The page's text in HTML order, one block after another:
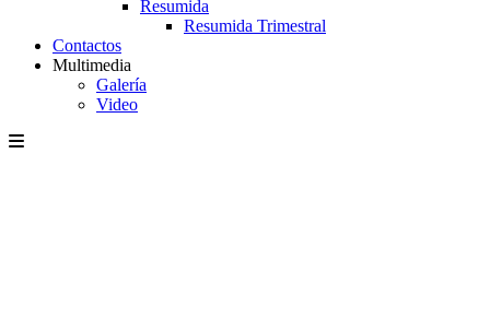
Resumida
Resumida Trimestral
Contactos
Multimedia
Galería
Video